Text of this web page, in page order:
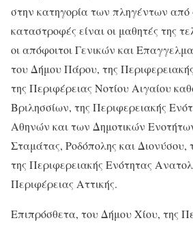
στην κατηγορία των πληγέντων από
καταστροφές είναι οι μαθητές της
οι απόφοιτοι Γενικών και
του Δήμου Πάρου, της
της Περιφέρειας Νοτίου Αιγαίου
Βριλησσίων, της Περιφερειακής
Αθηνών και των Δημοτικών
Σταμάτας, Ροδόπολης και Διονύσου,
της Περιφερειακής Ενότητας
Περιφέρειας Αττικής.
Επιπρόσθετα, του Δήμου Χίου, της